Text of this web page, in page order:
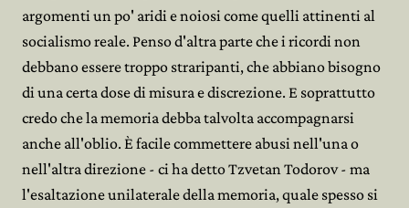
argomenti un po' aridi e noiosi come quelli attinenti al
socialismo reale. Penso d'altra parte che i ricordi non
debbano essere troppo straripanti, che abbiano bisogno
di una certa dose di misura e discrezione. E soprattutto
credo che la memoria debba talvolta accompagnarsi
anche all'oblio. È facile commettere abusi nell'una o
nell'altra direzione - ci ha detto Tzvetan Todorov - ma
l'esaltazione unilaterale della memoria, quale spesso si